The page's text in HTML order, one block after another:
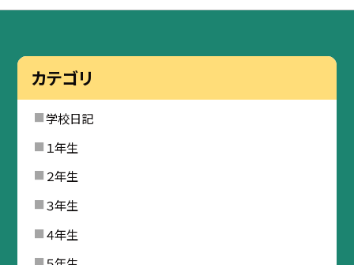
カテゴリ
学校日記
１年生
２年生
３年生
４年生